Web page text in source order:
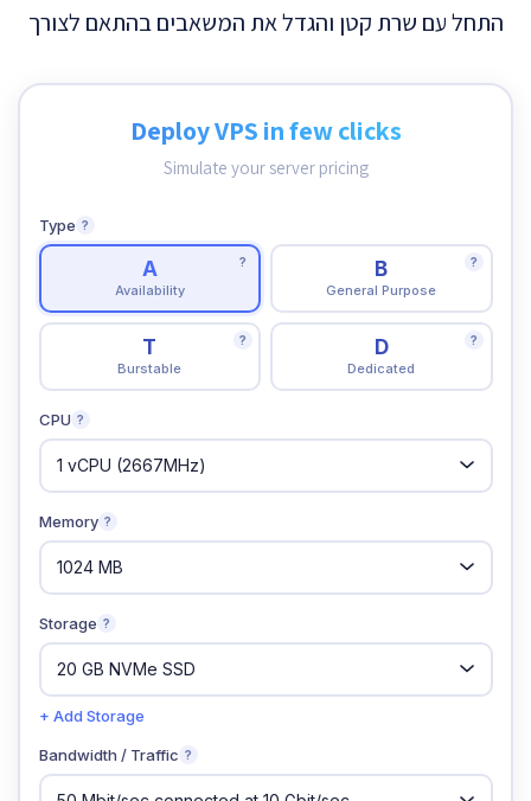
התחל עם שרת קטן והגדל את המשאבים בהתאם לצורך
Deploy VPS in few clicks
Simulate your server pricing
Type ?
A
Availability
? B
General Purpose
?
T
Burstable
? D
Dedicated
?
CPU ?
Memory ?
Storage ?
+ Add Storage
Bandwidth / Traffic ?